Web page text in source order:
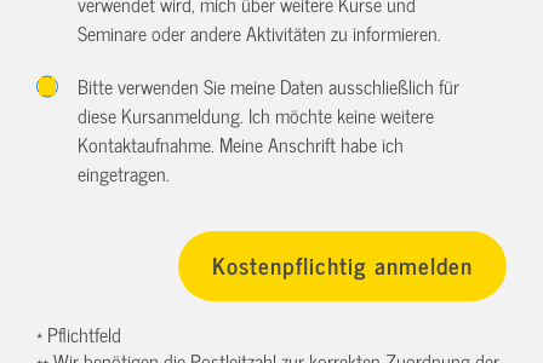
Seminare oder andere Aktivitäten zu informieren.
Bitte verwenden Sie meine Daten ausschließlich für
diese Kursanmeldung. Ich möchte keine weitere
Kontaktaufnahme. Meine Anschrift habe ich
eingetragen.
* Pflichtfeld